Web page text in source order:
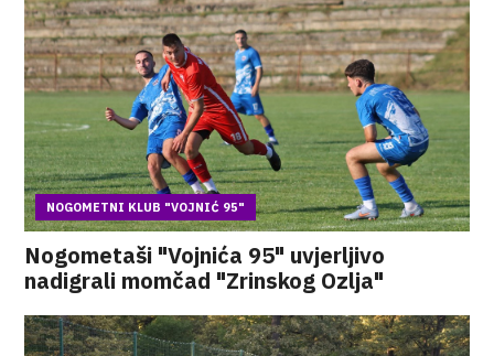
NOGOMETNI KLUB "VOJNIĆ 95"
Nogometaši "Vojnića 95" uvjerljivo
nadigrali momčad "Zrinskog Ozlja"